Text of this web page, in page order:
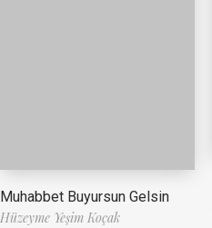
Muhabbet Buyursun Gelsin
Hüzeyme Yeşim Koçak